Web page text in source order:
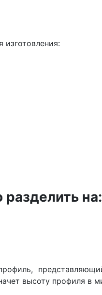
изготовления:
на:
высоту профиля в